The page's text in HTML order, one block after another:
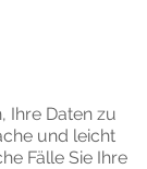
Ihre Daten zu
und leicht
Fälle Sie Ihre